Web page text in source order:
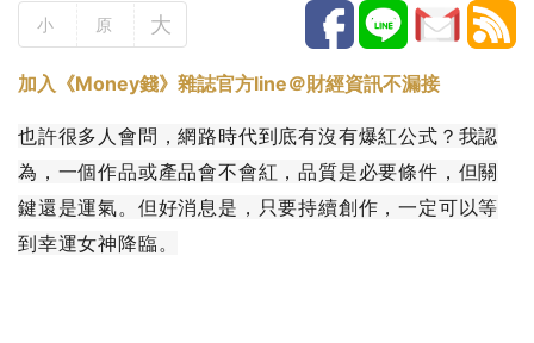
小 原 大
加入《Money錢》雜誌官方line＠財經資訊不漏接
也許很多人會問，網路時代到底有沒有爆紅公式？我認
為，一個作品或產品會不會紅，品質是必要條件，但關
鍵還是運氣。但好消息是，只要持續創作，一定可以等
到幸運女神降臨。